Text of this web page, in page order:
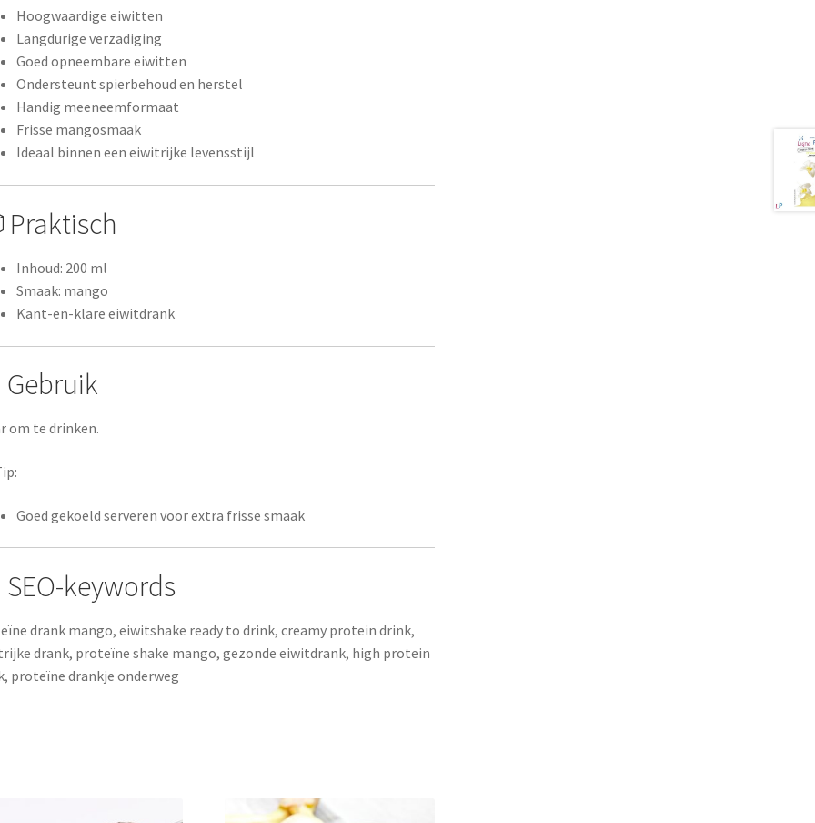
Hoogwaardige eiwitten
Langdurige verzadiging
Goed opneembare eiwitten
Ondersteunt spierbehoud en herstel
Handig meeneemformaat
Frisse mangosmaak
Ideaal binnen een eiwitrijke levensstijl
Praktisch
Inhoud: 200 ml
Smaak: mango
Kant-en-klare eiwitdrank
Gebruik
om te drinken.
Goed gekoeld serveren voor extra frisse smaak
SEO-keywords
drank mango, eiwitshake ready to drink, creamy protein drink,
drank, proteïne shake mango, gezonde eiwitdrank, high protein
proteïne drankje onderweg